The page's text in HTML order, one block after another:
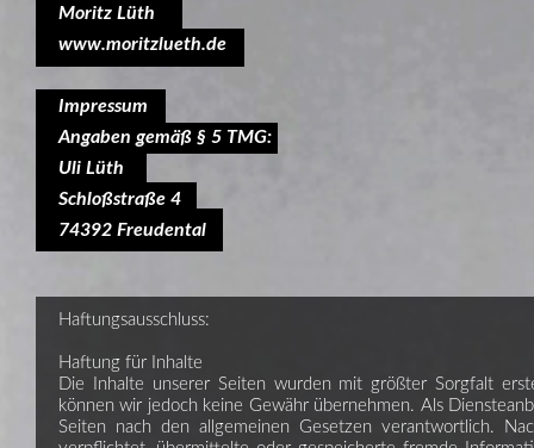
Moritz Lüth
www.moritzlueth.de
Impressum
Angaben gemäß § 5 TMG:
Uli Lüth
Schloßstraße 4
74392 Freudental
Haftungsausschluss:
Haftung für Inhalte
Die Inhalte unserer Seiten wurden mit größter Sorgfalt
können wir jedoch keine Gewähr übernehmen. Als
Seiten nach den allgemeinen Gesetzen verantwortlich.